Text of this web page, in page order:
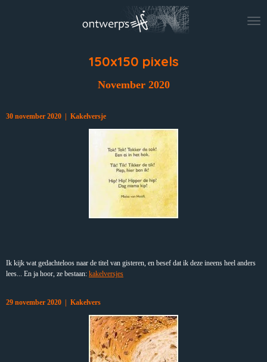
150x150 pixels
November 2020
30 november 2020 | Kakelversje
Ik kijk wat gedachteloos naar de titel van gisteren, en besef dat ik deze ineens heel anders
lees... En ja hoor, ze bestaan: kakelversjes
29 november 2020 | Kakelvers